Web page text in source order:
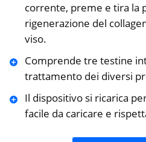
corrente, preme e tira la
rigenerazione del
viso.
Comprende tre testine
trattamento dei diversi
Il dispositivo si ricarica
facile da caricare e